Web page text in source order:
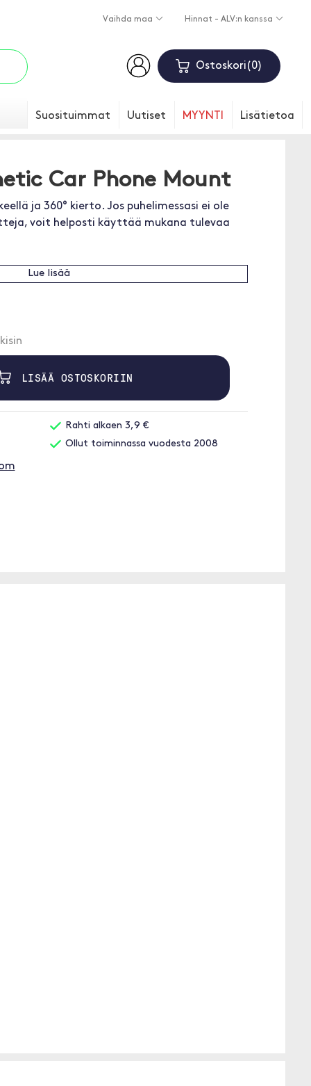
Vaihda maa Hinnat - ALV:n kanssa
Ostoskori 0
Suosituimmat Uutiset MYYNTI Lisätietoa
Car Phone Mount
ja 360° kierto. Jos puhelimessasi ei ole
voit helposti käyttää mukana tulevaa
Lue lisää
LISÄÄ OSTOSKORIIN
Rahti alkaen 3,9 €
Ollut toiminnassa vuodesta 2008